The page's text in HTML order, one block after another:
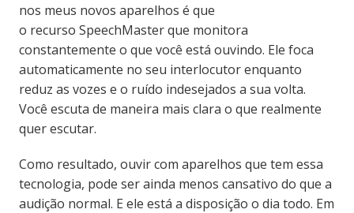
nos meus novos aparelhos é que
o recurso SpeechMasterque monitora
constantemente o que você está ouvindo. Ele foca
automaticamente no seu interlocutor enquanto
reduz as vozes e o ruído indesejados a sua volta.
Você escuta de maneira mais clara o que realmente
quer escutar.
Como resultado, ouvir com aparelhos que tem essa
tecnologia, pode ser ainda menos cansativo do que a
audição normal. E ele está a disposição o dia todo. Em